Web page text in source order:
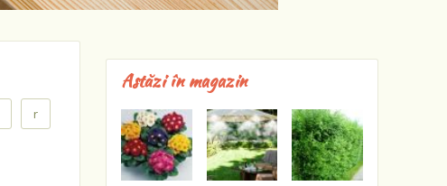
r
Astăzi în magazin